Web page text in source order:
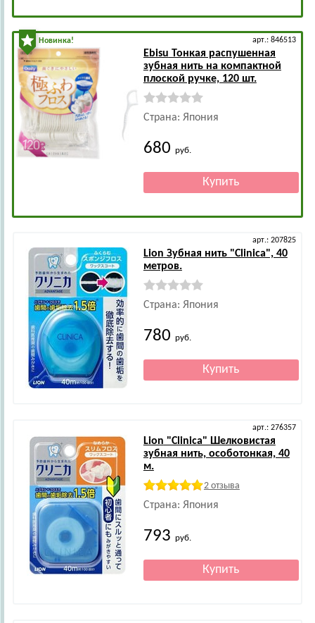
Новинка! арт.: 846513
Ebisu Тонкая распушенная
зубная нить на компактной
плоской ручке, 120 шт.
Страна: Япония
680 руб.
арт.: 207825
Lion Зубная нить "Clinica", 40
метров.
Страна: Япония
780 руб.
арт.: 276357
Lion "Clinica" Шелковистая
зубная нить, особотонкая, 40
м.
2 отзыва
Страна: Япония
793 руб.